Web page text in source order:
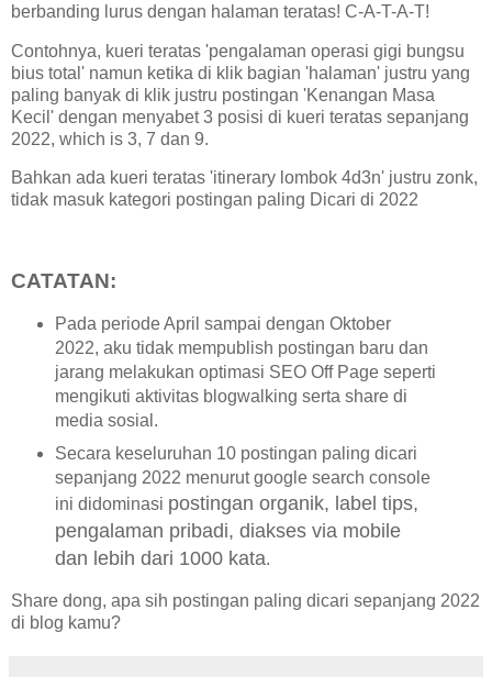
berbanding lurus dengan halaman teratas! C-A-T-A-T!
Contohnya, kueri teratas 'pengalaman operasi gigi bungsu
bius total' namun ketika di klik bagian 'halaman' justru yang
paling banyak di klik justru postingan 'Kenangan Masa
Kecil' dengan menyabet 3 posisi di kueri teratas sepanjang
2022, which is 3, 7 dan 9.
Bahkan ada kueri teratas 'itinerary lombok 4d3n' justru zonk,
tidak masuk kategori postingan paling Dicari di 2022
CATATAN:
Pada periode April sampai dengan Oktober
2022, aku tidak mempublish postingan baru dan
jarang melakukan optimasi SEO Off Page seperti
mengikuti aktivitas blogwalking serta share di
media sosial.
Secara keseluruhan 10 postingan paling dicari
sepanjang 2022 menurut google search console
ini didominasi postingan organik, label tips,
pengalaman pribadi, diakses via mobile
dan lebih dari 1000 kata.
Share dong, apa sih postingan paling dicari sepanjang 2022
di blog kamu?